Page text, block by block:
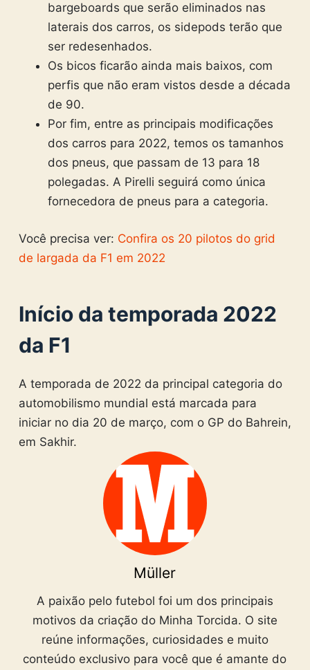
bargeboards que serão eliminados nas
laterais dos carros, os sidepods terão que
ser redesenhados.
Os bicos ficarão ainda mais baixos, com
perfis que não eram vistos desde a década
de 90.
Por fim, entre as principais modificações
dos carros para 2022, temos os tamanhos
dos pneus, que passam de 13 para 18
polegadas. A Pirelli seguirá como única
fornecedora de pneus para a categoria.
Você precisa ver: Confira os 20 pilotos do grid
de largada da F1 em 2022
Início da temporada 2022
da F1
A temporada de 2022 da principal categoria do
automobilismo mundial está marcada para
iniciar no dia 20 de março, com o GP do Bahrein,
em Sakhir.
Müller
A paixão pelo futebol foi um dos principais
motivos da criação do Minha Torcida. O site
reúne informações, curiosidades e muito
conteúdo exclusivo para você que é amante do